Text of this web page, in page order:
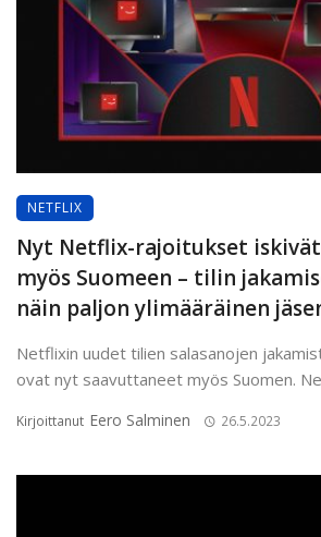
NETFLIX
Nyt Netflix-rajoitukset
myös Suomeen – tilin
näin paljon ylimääräinen
Netflixin uudet tilien salasanojen
ovat nyt saavuttaneet myös Suomen.
Kirjoittanut Eero Salminen 26.5.2023